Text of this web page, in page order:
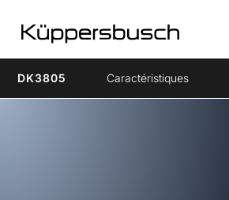
DK3805 Caractéristiques